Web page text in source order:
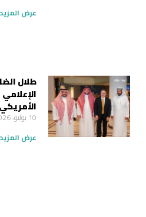
عرض
طلال
10 يوليو، 2026
عرض